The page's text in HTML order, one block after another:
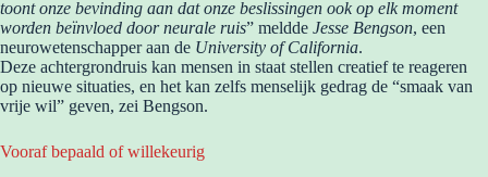
toont onze bevinding aan dat onze beslissingen ook op elk moment
worden beïnvloed door neurale ruis” meldde Jesse Bengson, een
neurowetenschapper aan de University of California.
Deze achtergrondruis kan mensen in staat stellen creatief te reageren
op nieuwe situaties, en het kan zelfs menselijk gedrag de “smaak van
vrije wil” geven, zei Bengson.
Vooraf bepaald of willekeurig